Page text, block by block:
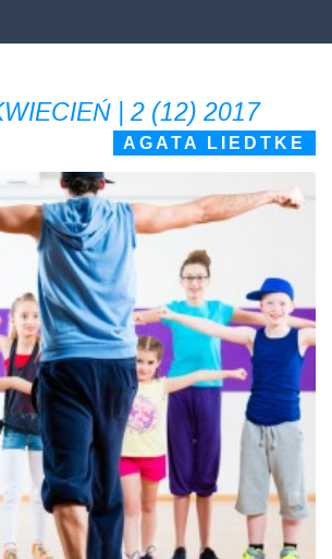
| 2 (12) 2017
AGATA LIEDTKE